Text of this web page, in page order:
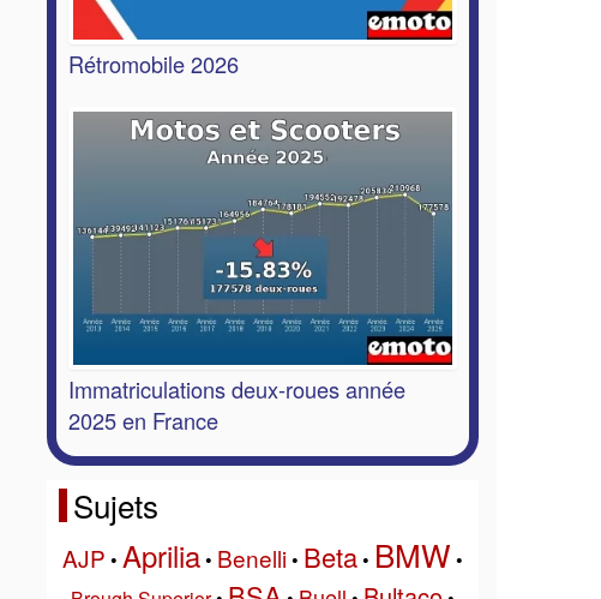
Rétromobile 2026
Immatriculations deux-roues année
2025 en France
Sujets
AJP • Aprilia• Benelli• Beta• BMW •